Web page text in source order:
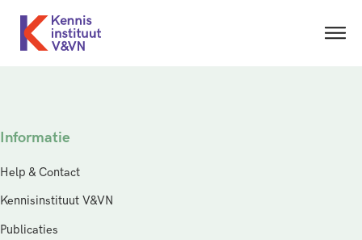
Informatie
Help & Contact
Kennisinstituut V&VN
Publicaties